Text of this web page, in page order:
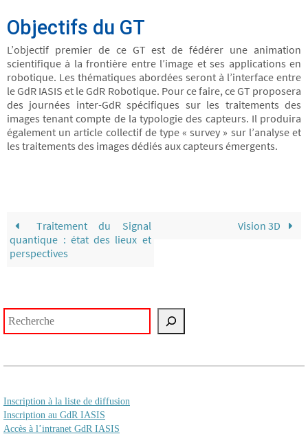
Objectifs du GT
L’objectif premier de ce GT est de fédérer une animation
scientifique à la frontière entre l’image et ses applications en
robotique. Les thématiques abordées seront à l’interface entre
le GdR IASIS et le GdR Robotique. Pour ce faire, ce GT proposera
des journées inter-GdR spécifiques sur les traitements des
images tenant compte de la typologie des capteurs. Il produira
également un article collectif de type « survey » sur l’analyse et
les traitements des images dédiés aux capteurs émergents.
Traitement du Signal
quantique : état des lieux et
perspectives
Vision 3D
Inscription à la liste de diffusion
Inscription au GdR IASIS
Accès à l’intranet GdR IASIS